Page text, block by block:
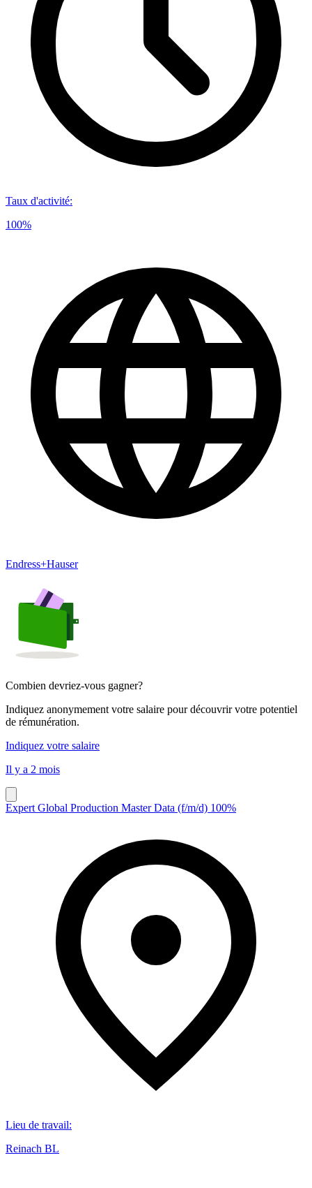
Taux d'activité:
100%
Endress+Hauser
Combien devriez-vous gagner?
Indiquez anonymement votre salaire pour découvrir votre potentiel
de rémunération.
Indiquez votre salaire
Il y a 2 mois
Expert Global Production Master Data (f/m/d) 100%
Lieu de travail:
Reinach BL